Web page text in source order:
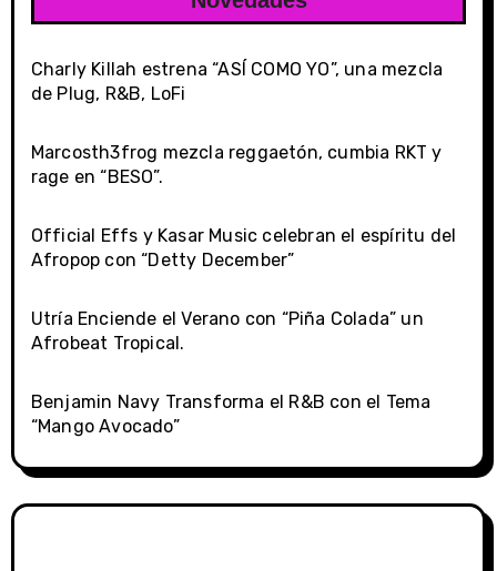
Charly Killah estrena “ASÍ COMO YO”, una mezcla
de Plug, R&B, LoFi
Marcosth3frog mezcla reggaetón, cumbia RKT y
rage en “BESO”.
Official Effs y Kasar Music celebran el espíritu del
Afropop con “Detty December”
Utría Enciende el Verano con “Piña Colada” un
Afrobeat Tropical.
Benjamin Navy Transforma el R&B con el Tema
“Mango Avocado”